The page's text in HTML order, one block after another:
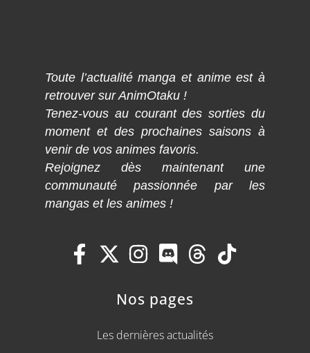
Toute l’actualité manga et anime est à
retrouver sur AnimOtaku !
Tenez-vous au courant des sorties du
moment et des prochaines saisons à
venir de vos animes favoris.
Rejoignez dès maintenant une
communauté passionnée par les
mangas et les animes !
Nos pages
Les dernières actualités